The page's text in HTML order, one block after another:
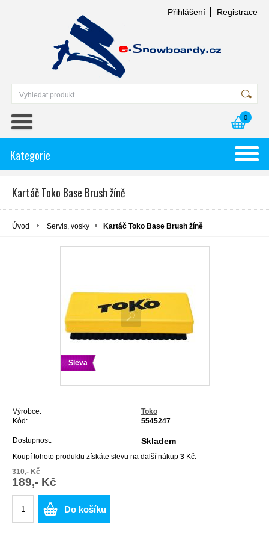
Přihlášení Registrace
0
Kategorie
Kartáč Toko Base Brush žíně
Úvod Servis, vosky Kartáč Toko Base Brush žíně
Sleva
Výrobce:
Toko
Kód:
5545247
Dostupnost: Skladem
Koupí tohoto produktu získáte slevu na další nákup 3 Kč.
310,- Kč
189,- Kč
Do košíku